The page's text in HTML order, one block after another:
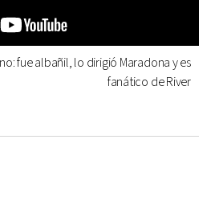
fue albañil, lo dirigió Maradona y es
fanático de River